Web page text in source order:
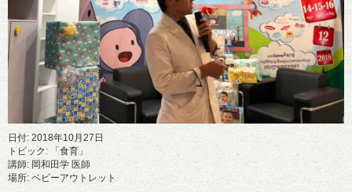
日付: 2018年10月27日
トピック: 「食育」
講師: 岡和田学 医師
場所: ベビーアウトレット